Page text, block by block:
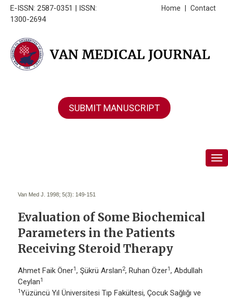
E-ISSN: 2587-0351 | ISSN:
1300-2694
Contact
Home
SUBMIT MANUSCRIPT
Van Med J. 1998; 5(3): 149-151
Evaluation of Some Biochemical
Parameters in the Patients
Receiving Steroid Therapy
Ahmet Faik Öner1, Şükrü Arslan2, Ruhan Özer1, Abdullah
Ceylan1
1Yüzüncü Yıl Üniversitesi Tıp Fakültesi, Çocuk Sağlığı ve